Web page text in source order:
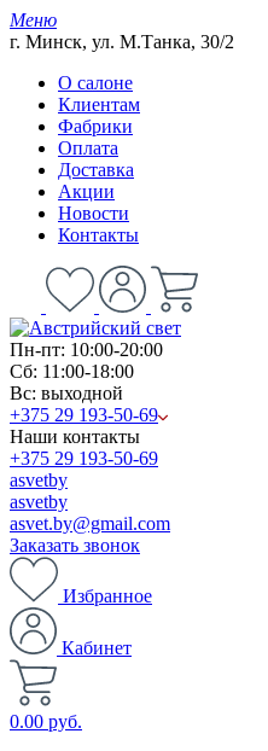
Меню
г. Минск, ул. М.Танка, 30/2
О салоне
Клиентам
Фабрики
Оплата
Доставка
Акции
Новости
Контакты
Пн-пт: 10:00-20:00
Сб: 11:00-18:00
Вс: выходной
+375 29 193-50-69
Наши контакты
+375 29 193-50-69
asvetby
asvetby
asvet.by@gmail.com
Заказать звонок
Избранное
Кабинет
0.00 руб.